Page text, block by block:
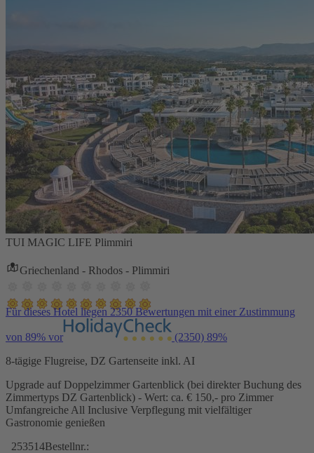
TUI MAGIC LIFE Plimmiri
Griechenland - Rhodos - Plimmiri
Für dieses Hotel liegen 2350 Bewertungen mit einer Zustimmung
von 89% vor (2350) 89%
8-tägige Flugreise, DZ Gartenseite inkl. AI
Upgrade auf Doppelzimmer Gartenblick (bei direkter Buchung des
Zimmertyps DZ Gartenblick) - Wert: ca. € 150,- pro Zimmer
Umfangreiche All Inclusive Verpflegung mit vielfältiger
Gastronomie genießen
253514Bestellnr.: